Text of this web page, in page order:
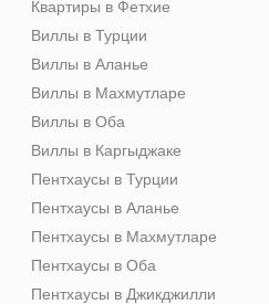
Квартиры в Фетхие
Виллы в Турции
Виллы в Аланье
Виллы в Махмутларе
Виллы в Оба
Виллы в Каргыджаке
Пентхаусы в Турции
Пентхаусы в Аланье
Пентхаусы в Махмутларе
Пентхаусы в Оба
Пентхаусы в Джикджилли